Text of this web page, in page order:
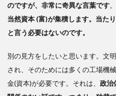
のですが、非常に奇異な言葉です。
当然資本 (富)が集積します。当た
と言う必要はないのです。
別の見方をしたいと思います。文
され、そのためには多くの工場機
金(資本)が必要です。それは、 政治